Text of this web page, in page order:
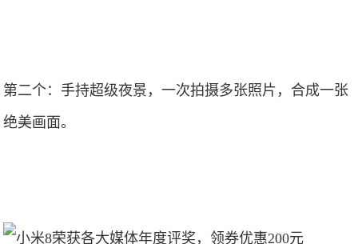
第二个：手持超级夜景，一次拍摄多张照片，合成一张
绝美画面。